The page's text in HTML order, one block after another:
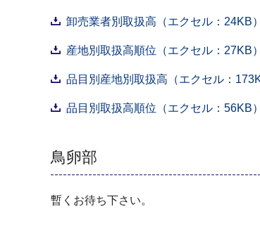
卸売業者別取扱高（エクセル：24KB）
産地別取扱高順位（エクセル：27KB）
品目別産地別取扱高（エクセル：
品目別取扱高順位（エクセル：56KB）
鳥卵部
暫くお待ち下さい。